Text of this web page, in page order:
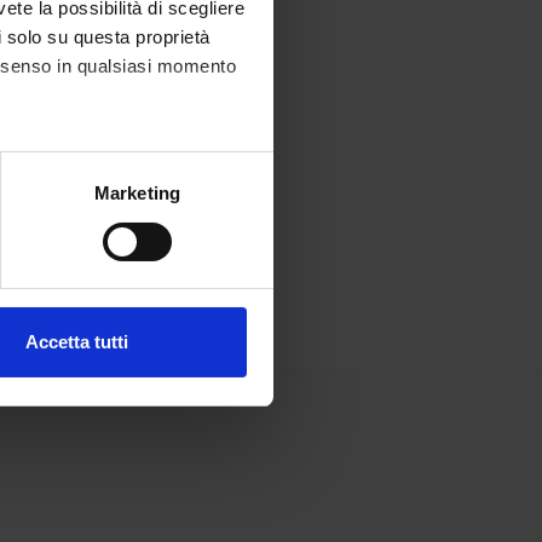
la possibilità di scegliere
su questa proprietà
in qualsiasi momento
metro,
che hai fornito loro o
Marketing
Accetta tutti